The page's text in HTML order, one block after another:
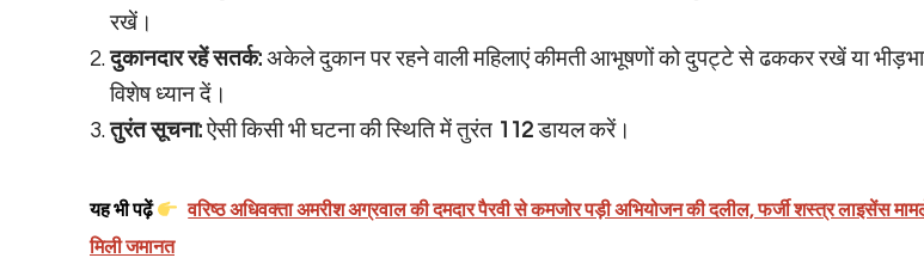
रखें।
दुकानदार रहें सतर्क: अकेले दुकान पर रहने वाली महिलाएं कीमती आभूषणों को दुपट्टे से ढककर रखें या
विशेष ध्यान दें।
तुरंत सूचना:ऐसी किसी भी घटना की स्थिति में तुरंत 112डायल करें।
यह भी पढ़ें
वरिष्ठ अधिवक्ता अमरीश अग्रवाल की दमदार पैरवी से कमजोर पड़ी अभियोजन की दलील, फर्जी शस्त्र लाइसेंस मामले
मिली जमानत